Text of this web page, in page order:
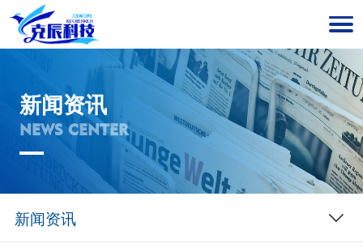
新闻资讯
NEWS CENTER
新闻资讯